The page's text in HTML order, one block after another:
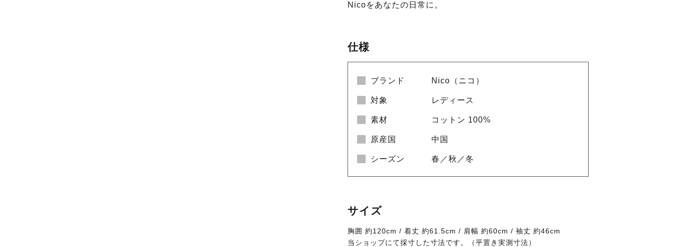
Nicoをあなたの日常に。
仕様
ブランド Nico（ニコ）
対象 レディース
素材 コットン 100%
原産国 中国
シーズン 春／秋／冬
サイズ
胸囲 約120cm / 着丈 約61.5cm / 肩幅 約60cm / 袖丈 約46cm
当ショップにて採寸した寸法です。（平置き実測寸法）